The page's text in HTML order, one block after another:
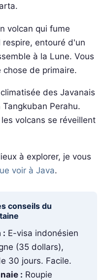
volcan qui fume
entouré d'un
à la Lune. Vous
de primaire.
des Javanais
Perahu.
volcans se réveillent
à explorer, je vous
voir à Java.
conseils du
: E-visa indonésien
(35 dollars),
30 jours. Facile.
: Roupie